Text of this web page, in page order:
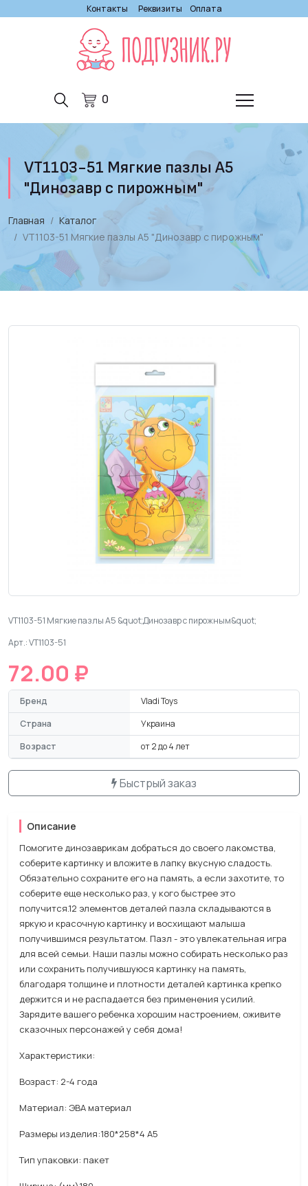
Контакты Реквизиты Оплата
0
VT1103-51 Мягкие пазлы А5
"Динозавр с пирожным"
Главная
Каталог
VT1103-51 Мягкие пазлы А5 "Динозавр с пирожным"
VT1103-51 Мягкие пазлы А5 &quot;Динозавр с пирожным&quot;
Арт.: VT1103-51
72.00 ₽
Бренд
Vladi Toys
Страна
Украина
Возраст
от 2 до 4 лет
Быстрый заказ
Описание
Помогите динозаврикам добраться до своего лакомства,
соберите картинку и вложите в лапку вкусную сладость.
Обязательно сохраните его на память, а если захотите, то
соберите еще несколько раз, у кого быстрее это
получится.12 элементов деталей пазла складываются в
яркую и красочную картинку и восхищают малыша
получившимся результатом. Пазл - это увлекательная игра
для всей семьи. Наши пазлы можно собирать несколько раз
или сохранить получившуюся картинку на память,
благодаря толщине и плотности деталей картинка крепко
держится и не распадается без применения усилий.
Зарядите вашего ребенка хорошим настроением, оживите
сказочных персонажей у себя дома!
Характеристики:
Возраст: 2-4 года
Материал: ЭВА материал
Размеры изделия:180*258*4 А5
Тип упаковки: пакет